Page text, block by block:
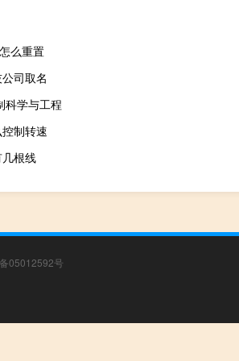
么重置
司取名
科学与工程
制转速
根线
05012592号